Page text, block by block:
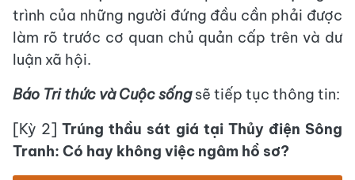
trình của những người đứng đầu cần phải được
làm rõ trước cơ quan chủ quản cấp trên và dư
luận xã hội.
Báo Tri thức và Cuộc sốngsẽ tiếp tục thông tin:
[Kỳ 2]Trúng thầu sát giá tại Thủy điện Sông
Tranh: Có hay không việc ngâm hồ sơ?